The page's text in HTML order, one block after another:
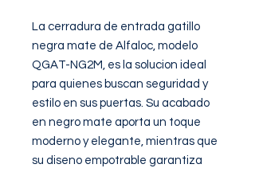
La cerradura de entrada gatillo
negra mate de Alfaloc, modelo
QGAT-NG2M, es la solucion ideal
para quienes buscan seguridad y
estilo en sus puertas. Su acabado
en negro mate aporta un toque
moderno y elegante, mientras que
su diseno empotrable garantiza